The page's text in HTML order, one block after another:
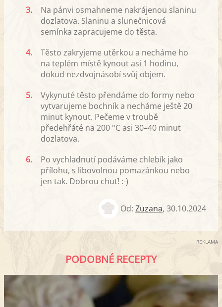
3.
Na pánvi osmahneme nakrájenou slaninu
dozlatova. Slaninu a slunečnicová
semínka zapracujeme do těsta.
4.
Těsto zakryjeme utěrkou a necháme ho
na teplém místě kynout asi 1 hodinu,
dokud nezdvojnásobí svůj objem.
5.
Vykynuté těsto přendáme do formy nebo
vytvarujeme bochník a necháme ještě 20
minut kynout. Pečeme v troubě
předehřáté na 200 °C asi 30–40 minut
dozlatova.
6.
Po vychladnutí podáváme chlebík jako
přílohu, s libovolnou pomazánkou nebo
jen tak. Dobrou chuť! :-)
Od: Zuzana, 30.10.2024
REKLAMA
PODOBNÉ RECEPTY